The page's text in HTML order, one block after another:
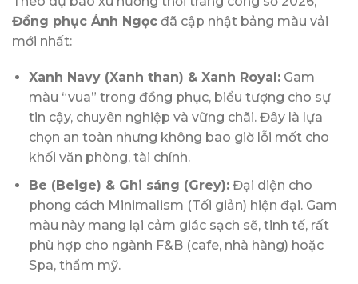
Đồng phục Ánh Ngọc đã cập nhật bảng màu vải
mới nhất:
Xanh Navy (Xanh than) & Xanh Royal:Gam
màu “vua” trong đồng phục, biểu tượng cho sự
tin cậy, chuyên nghiệp và vững chãi. Đây là lựa
chọn an toàn nhưng không bao giờ lỗi mốt cho
khối văn phòng, tài chính.
Be (Beige) & Ghi sáng (Grey):Đại diện cho
phong cách Minimalism (Tối giản) hiện đại. Gam
màu này mang lại cảm giác sạch sẽ, tinh tế, rất
phù hợp cho ngành F&B (cafe, nhà hàng) hoặc
Spa, thẩm mỹ.